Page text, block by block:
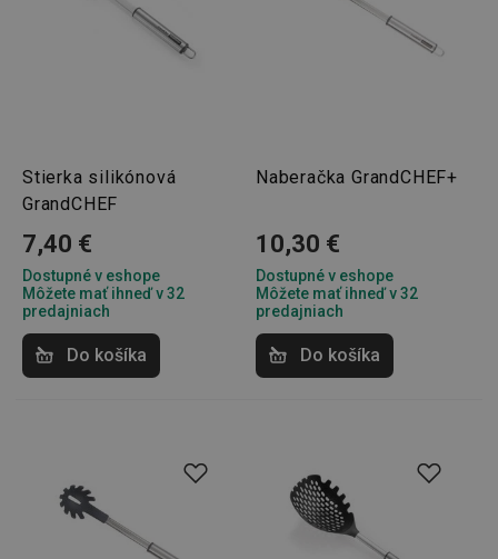
Stierka silikónová
GrandCHEF
7,40 €
Dostupné v eshope
Môžete mať ihneď v 32
predajniach
Do košíka
Naberačka GrandCHEF+
10,30 €
Dostupné v eshope
Môžete mať ihneď v 32
predajniach
Do košíka